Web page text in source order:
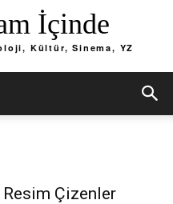
İçinde
Kültür, Sinema, YZ
Çizenler